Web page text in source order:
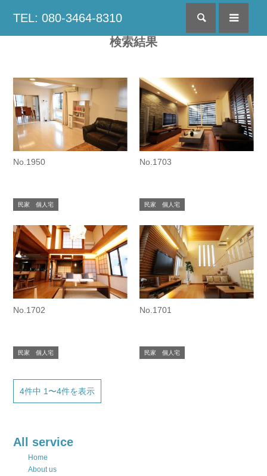
TEL: 080-3464-8310 検索
検索結果
No.1950
民家 個人宅
No.1703
民家 個人宅
No.1702
民家 個人宅
No.1701
民家 個人宅
4件中 1〜4件を表示
All service
Home
About us